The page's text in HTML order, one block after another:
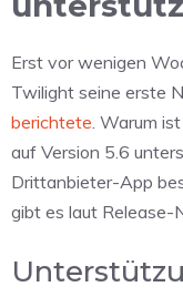
Erst vor wenigen
Twilight seine erste
berichtete. Warum
auf Version 5.6
Drittanbieter-App
gibt es laut Release-